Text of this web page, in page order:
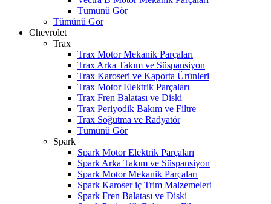
Tümünü Gör
Tümünü Gör
Chevrolet
Trax
Trax Motor Mekanik Parçaları
Trax Arka Takım ve Süspansiyon
Trax Karoseri ve Kaporta Ürünleri
Trax Motor Elektrik Parçaları
Trax Fren Balatası ve Diski
Trax Periyodik Bakım ve Filtre
Trax Soğutma ve Radyatör
Tümünü Gör
Spark
Spark Motor Elektrik Parçaları
Spark Arka Takım ve Süspansiyon
Spark Motor Mekanik Parçaları
Spark Karoser iç Trim Malzemeleri
Spark Fren Balatası ve Diski